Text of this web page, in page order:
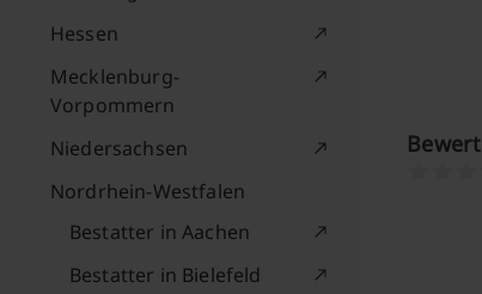
Hessen
Mecklenburg-
Vorpommern
Niedersachsen
Nordrhein-Westfalen
Bestatter in Aachen
Bestatter in Bielefeld